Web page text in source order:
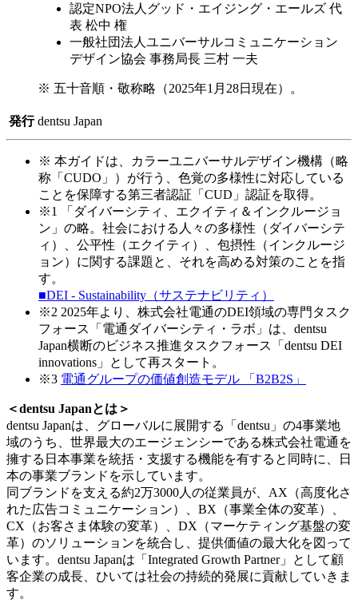
認定NPO法人グッド・エイジング・エールズ 代
表 松中 権
一般社団法人ユニバーサルコミュニケーション
デザイン協会 事務局長 三村 一夫
※ 五十音順・敬称略（2025年1月28日現在）。
発行 dentsu Japan
※ 本ガイドは、カラーユニバーサルデザイン機構（略
称「CUDO」）が行う、色覚の多様性に対応している
ことを保障する第三者認証「CUD」認証を取得。
※1
「ダイバーシティ、エクイティ＆インクルージョ
ン」の略。社会における人々の多様性（ダイバーシテ
ィ）、公平性（エクイティ）、包摂性（インクルージ
ョン）に関する課題と、それを高める対策のことを指
す。
■DEI - Sustainability（サステナビリティ）
※2 2025年より、株式会社電通のDEI領域の専門タスク
フォース「電通ダイバーシティ・ラボ」は、dentsu
Japan横断のビジネス推進タスクフォース「dentsu DEI
innovations」として再スタート。
※3 電通グループの価値創造モデル 「B2B2S」
＜dentsu Japanとは＞
dentsu Japanは、グローバルに展開する「dentsu」の4事業地
域のうち、世界最大のエージェンシーである株式会社電通を
擁する日本事業を統括・支援する機能を有すると同時に、日
本の事業ブランドを示しています。
同ブランドを支える約2万3000人の従業員が、AX（高度化さ
れた広告コミュニケーション）、BX（事業全体の変革）、
CX（お客さま体験の変革）、DX（マーケティング基盤の変
革）のソリューションを統合し、提供価値の最大化を図って
います。dentsu Japanは「Integrated Growth Partner」として顧
客企業の成長、ひいては社会の持続的発展に貢献していきま
す。